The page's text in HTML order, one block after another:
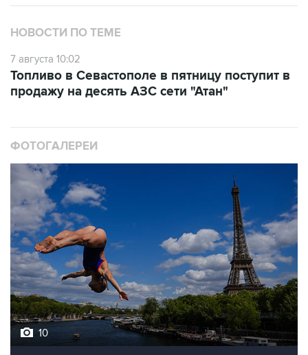
НОВОСТИ ПО ТЕМЕ
7 августа 10:02
Топливо в Севастополе в пятницу поступит в
продажу на десять АЗС сети "Атан"
ФОТОГАЛЕРЕИ
10